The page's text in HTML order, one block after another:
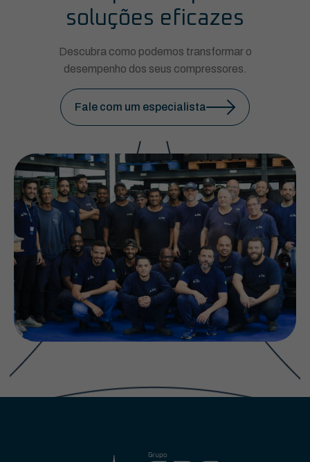
soluções eficazes
Descubra como podemos transformar o
desempenho dos seus compressores.
Fale com um especialista